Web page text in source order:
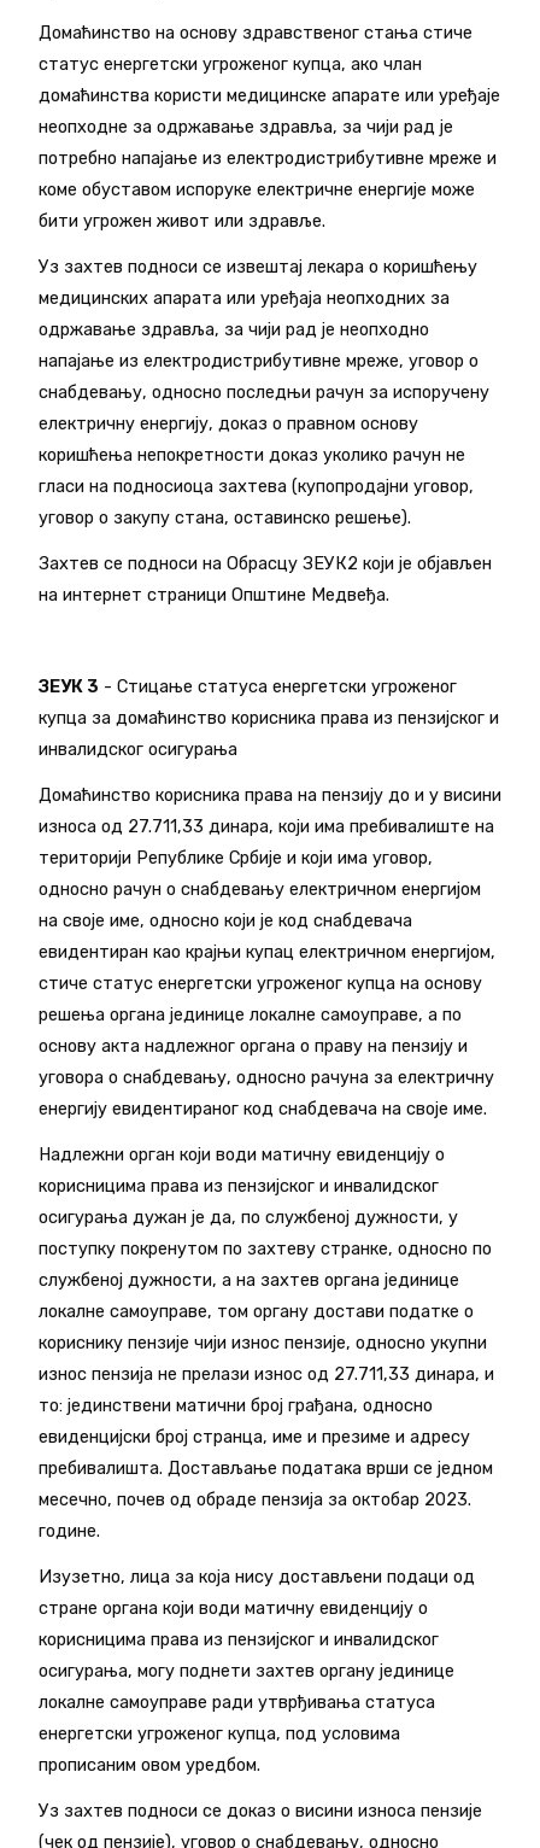
Домаћинство на основу здравственог стања стиче
статус енергетски угроженог купца, ако члан
домаћинства користи медицинске апарате или уређаје
неопходне за одржавање здравља, за чији рад је
потребно напајање из електродистрибутивне мреже и
коме обуставом испоруке електричне енергије може
бити угрожен живот или здравље.
Уз захтев подноси се извештај лекара о коришћењу
медицинских апарата или уређаја неопходних за
одржавање здравља, за чији рад је неопходно
напајање из електродистрибутивне мреже, уговор о
снабдевању, односно последњи рачун за испоручену
електричну енергију, доказ о правном основу
коришћења непокретности доказ уколико рачун не
гласи на подносиоца захтева (купопродајни уговор,
уговор о закупу стана, оставинско решење).
Захтев се подноси на Обрасцу ЗЕУК2 који је објављен
на интернет страници Општине Медвеђа.
ЗЕУК 3 - Стицање статуса енергетски угроженог
купца за домаћинство корисника права из пензијског и
инвалидског осигурања
Домаћинство корисника права на пензију до и у висини
износа од 27.711,33 динара, који има пребивалиште на
територији Републике Србије и који има уговор,
односно рачун о снабдевању електричном енергијом
на своје име, односно који је код снабдевача
евидентиран као крајњи купац електричном енергијом,
стиче статус енергетски угроженог купца на основу
решења органа јединице локалне самоуправе, а по
основу акта надлежног органа о праву на пензију и
уговора о снабдевању, односно рачуна за електричну
енергију евидентираног код снабдевача на своје име.
Надлежни орган који води матичну евиденцију о
корисницима права из пензијског и инвалидског
осигурања дужан је да, по службеној дужности, у
поступку покренутом по захтеву странке, односно по
службеној дужности, а на захтев органа јединице
локалне самоуправе, том органу достави податке о
кориснику пензије чији износ пензије, односно укупни
износ пензија не прелази износ од 27.711,33 динара, и
то: јединствени матични број грађана, односно
евиденцијски број странца, име и презиме и адресу
пребивалишта. Достављање података врши се једном
месечно, почев од обраде пензија за октобар 2023.
године.
Изузетно, лица за која нису достављени подаци од
стране органа који води матичну евиденцију о
корисницима права из пензијског и инвалидског
осигурања, могу поднети захтев органу јединице
локалне самоуправе ради утврђивања статуса
енергетски угроженог купца, под условима
прописаним овом уредбом.
Уз захтев подноси се доказ о висини износа пензије
(чек од пензије), уговор о снабдевању, односно